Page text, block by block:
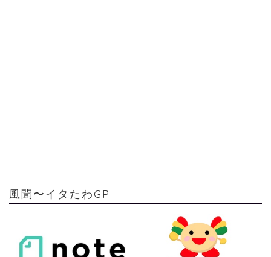
風聞〜イタたわGP